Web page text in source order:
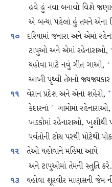
હવે હું નવા બનાવો વિશે
એ બન્યા પહેલાં હું તમને
૧૦
દરિયામાં જનારા અને એમાં
ટાપુઓ અને એમાં રહેનારાઓ,
યહોવા માટે નવું ગીત ગાઓ, +
આખી પૃથ્વી તેમનો જયજયકાર
૧૧ વેરાન પ્રદેશ અને એનાં શહેરો, +
કેદારનાં +
ગામોમાં
ખડકોમાં રહેનારાઓ, ખુશીથી
પર્વતોની ટોચ પરથી મોટેથી
૧૨
તેઓ યહોવાને મહિમા આપે
અને ટાપુઓમાં તેમની સ્તુતિ કરે.
૧૩ યહોવા શૂરવીર માણસની જેમ